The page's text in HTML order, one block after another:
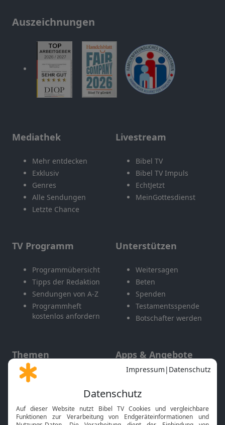
Auszeichnungen
Mediathek
Mehr entdecken
Exklusiv
Genres
Alle Sendungen
Letzte Chance
Livestream
Bibel TV
Bibel TV Impuls
EchtJetzt
MeinGottesdienst
TV Programm
Programmübersicht
Tipps der Redaktion
Sendungen von A-Z
Programmheft
kostenlos anfordern
Unterstützen
Weitersagen
Beten
Spenden
Testamentsspende
Botschafter werden
Themen
Gott und Bibel erklärt
Neuigkeiten
Apps & Angebote
Mobile App
Smart TV